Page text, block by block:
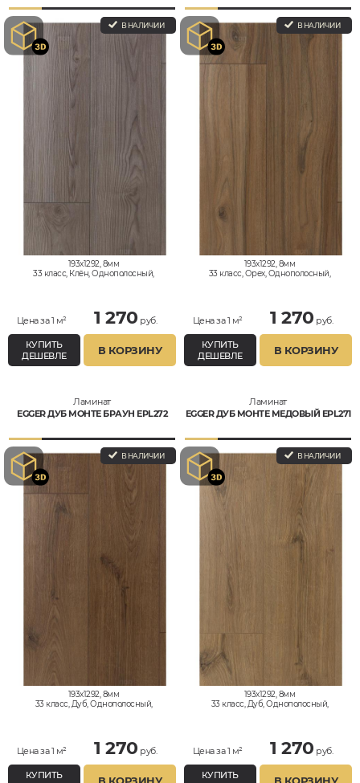
В НАЛИЧИИ
193x1292, 8мм
33 класс, Клён, Однополосный,
Цена за 1 м² 1 270 руб.
КУПИТЬ
ДЕШЕВЛЕ
В КОРЗИНУ
В НАЛИЧИИ
193x1292, 8мм
33 класс, Орех, Однополосный,
Цена за 1 м² 1 270 руб.
КУПИТЬ
ДЕШЕВЛЕ
В КОРЗИНУ
Ламинат
EGGER ДУБ МОНТЕ БРАУН EPL272
В НАЛИЧИИ
193x1292, 8мм
33 класс, Дуб, Однополосный,
Цена за 1 м² 1 270 руб.
КУПИТЬ
Ламинат
EGGER ДУБ МОНТЕ МЕДОВЫЙ EPL271
В НАЛИЧИИ
193x1292, 8мм
33 класс, Дуб, Однополосный,
Цена за 1 м² 1 270 руб.
КУПИТЬ